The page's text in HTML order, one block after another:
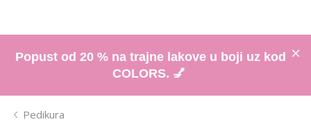
Popust od 20 % na trajne lakove u boji uz kod
COLORS. 💅
Pedikura